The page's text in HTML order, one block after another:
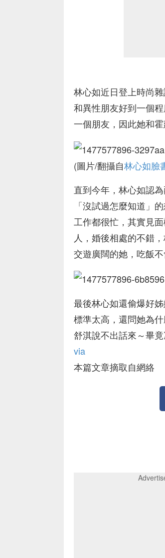
林心如近日登上時尚
和異性朋友好到一個
一個朋友，因此她和霍
(圖片/翻攝自林心如臉
直到今年，林心如認
「沒試過怎麼知道」
工作都很忙，其實見
人，婚後相處的不錯
交遊廣闊的她，吃飯
最後林心如還偷爆好
標準太高，還問她為
舒淇說不出話來～畢
via
本篇文章摘取自網絡